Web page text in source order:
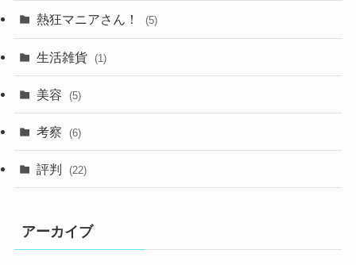
熱狂マニアさん！ (5)
生活雑貨 (1)
美容 (5)
考察 (6)
評判 (22)
アーカイブ